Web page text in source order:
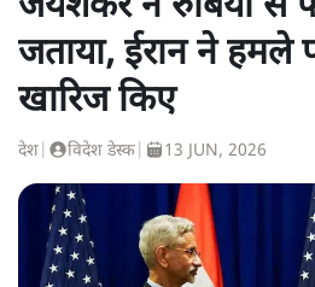
जताया, ईरान ने हमले
खारिज किए
देश विदेश डेस्क 13 JUN, 2026